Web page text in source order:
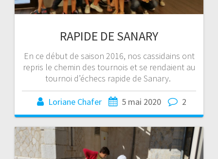
RAPIDE DE SANARY
En ce début de saison 2016, nos cassidains ont
repris le chemin des tournois et se rendaient au
tournoi d’échecs rapide de Sanary.
Loriane Chafer 5 mai 2020 2